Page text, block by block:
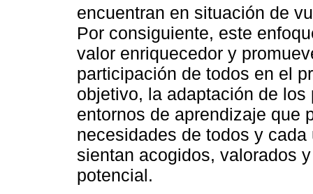
encuentran en situación de
Por consiguiente, este
valor enriquecedor y
participación de todos en el
objetivo, la adaptación de
entornos de aprendizaje que
necesidades de todos y
sientan acogidos, valorados
potencial.